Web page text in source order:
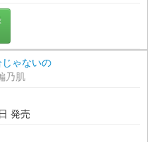
ゃないの
乃肌
発売